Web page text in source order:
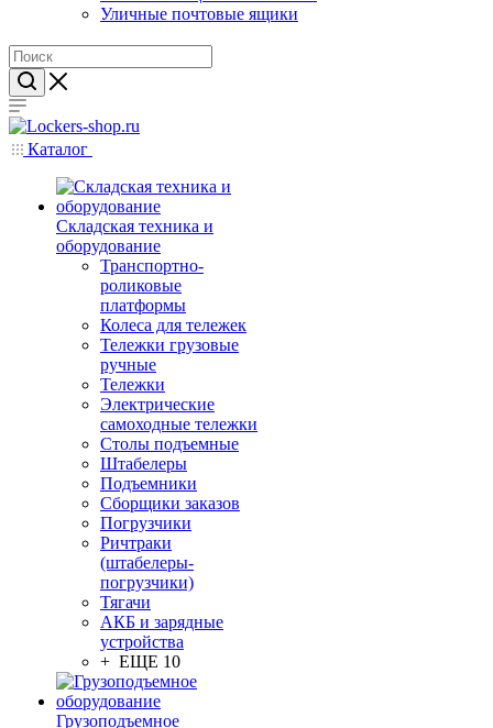
Уличные почтовые ящики
Каталог
Складская техника и
оборудование
Транспортно-
роликовые
платформы
Колеса для тележек
Тележки грузовые
ручные
Тележки
Электрические
самоходные тележки
Столы подъемные
Штабелеры
Подъемники
Сборщики заказов
Погрузчики
Ричтраки
(штабелеры-
погрузчики)
Тягачи
АКБ и зарядные
устройства
+ ЕЩЕ 10
Грузоподъемное